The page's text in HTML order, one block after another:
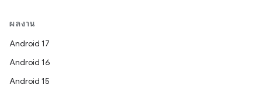
ผลงาน
Android 17
Android 16
Android 15